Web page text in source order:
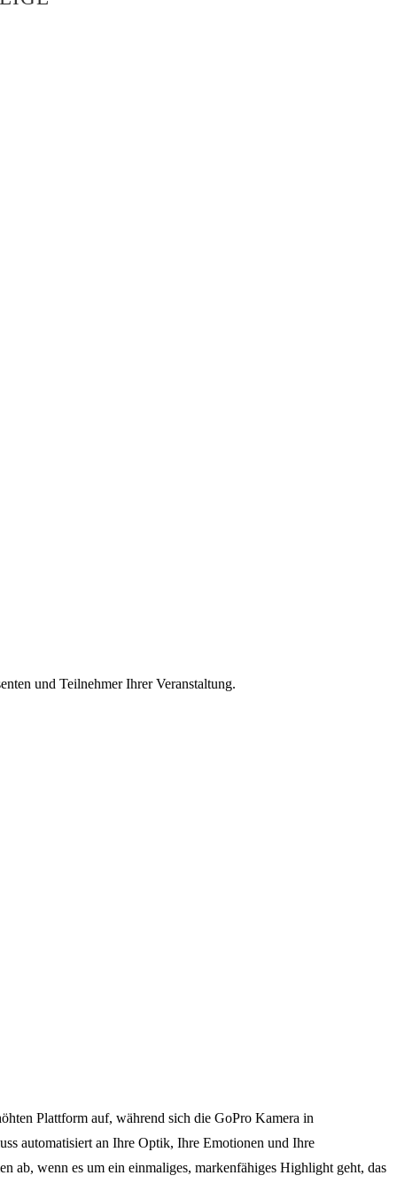
und Teilnehmer Ihrer Veranstaltung.
Plattform auf, während sich die GoPro Kamera in
automatisiert an Ihre Optik, Ihre Emotionen und Ihre
ab, wenn es um ein einmaliges, markenfähiges Highlight geht, das